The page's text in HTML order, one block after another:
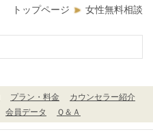
トップページ 女性無料相談
プラン・料金
カウンセラー紹介
会員データ Ｑ＆Ａ